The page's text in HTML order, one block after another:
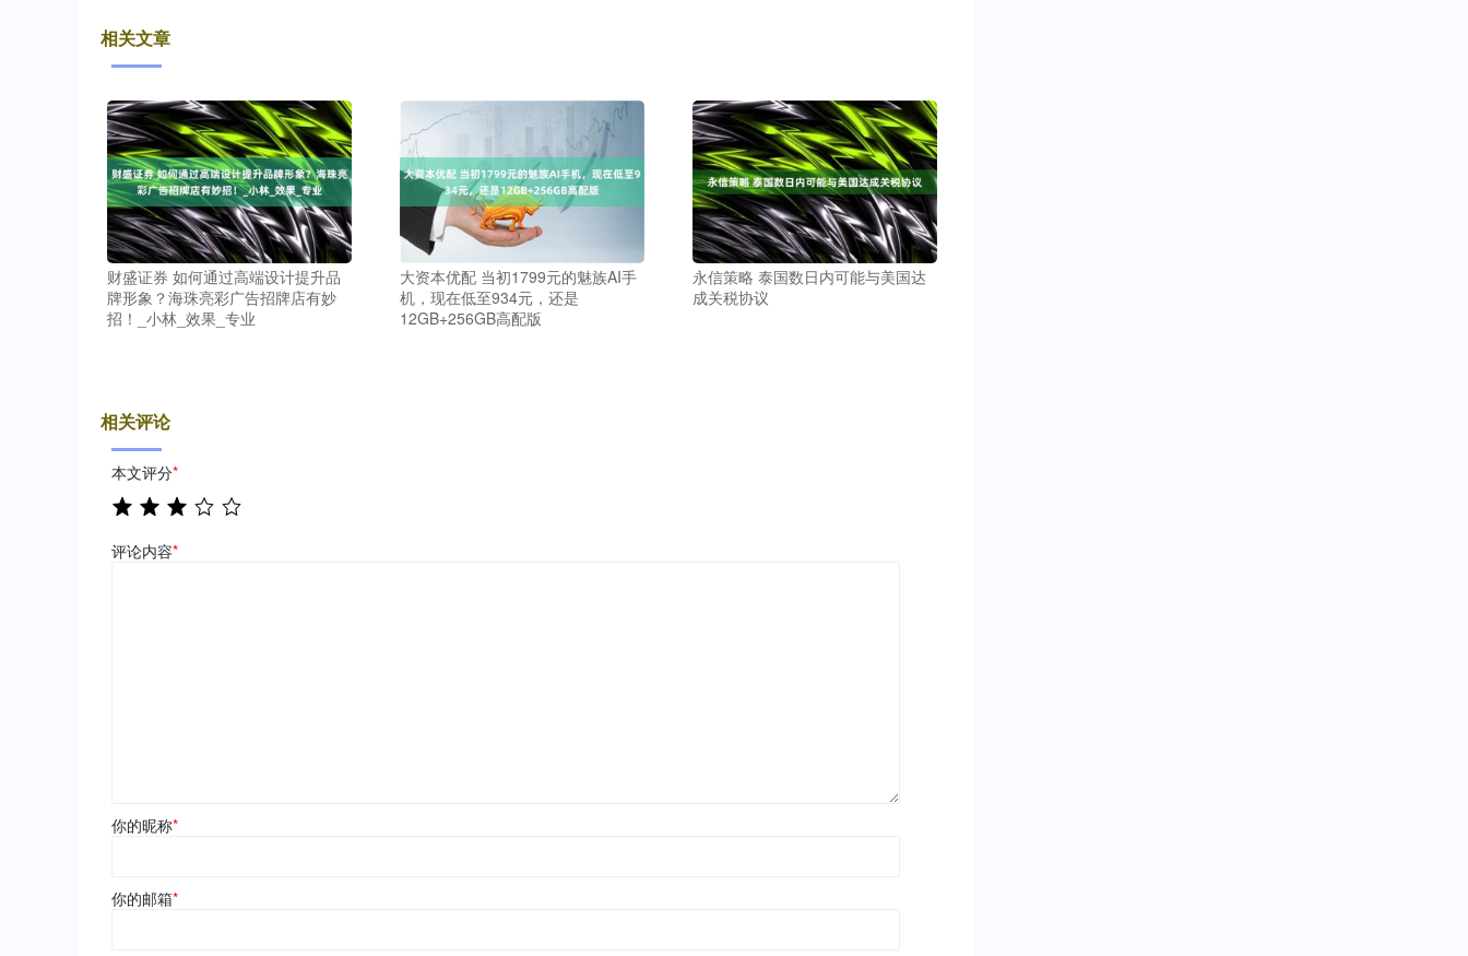
相关文章
财盛证券 如何通过高端设计提升品
牌形象？海珠亮彩广告招牌店有妙
招！_小林_效果_专业
大资本优配 当初1799元的魅族AI手
机，现在低至934元，还是
12GB+256GB高配版
永信策略 泰国数日内可能与美国达
成关税协议
相关评论
本文评分*
评论内容*
你的昵称*
你的邮箱*